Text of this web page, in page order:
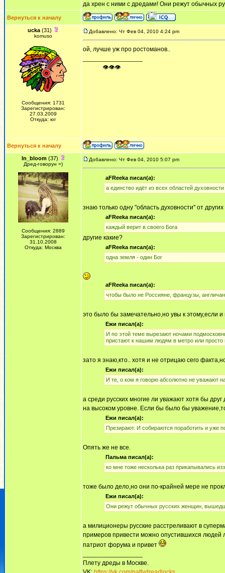
да хрен с ними с дредами! Они режут обычных
Вернуться к началу
ucka (31)
komuso
Сообщения: 1731
Зарегистрирован:
27.03.2009
Откуда: юг
Добавлено: Чт Фев 04, 2010 4:24 pm
ой, лучше уж про ростоманов..
ᅠ ᅠ ᅠ👁👁👁
Вернуться к началу
In_bloom(37)
Дред-говорун =)
Сообщения: 2889
Зарегистрирован:
31.10.2008
Откуда: Москва
Добавлено: Чт Фев 04, 2010 5:07 pm
aFReeka писал(а):
а единство идёт из всех областей духовности
знаю только одну "область духовности" от
aFReeka писал(а):
каждый верит в своего Бога
другие какие?
aFReeka писал(а):
одна земля - один Бог
aFReeka писал(а):
чтобы было не Россияне, французы,
это было бы замечательно,но увы к этому,если и
Ежи писал(а):
И по этой теме вырезают ночами
пристают к нашим людям в метро или
зато я знаю,кто.. хотя и не отрицаю сего
Ежи писал(а):
И те, о ком я говорю абсолютно не уважают
а среди русских многие ли уважают хотя бы
на высоком уровне. Если бы было бы
Ежи писал(а):
Презирают. И собираются поработить и уже
Опять же не все.
Пальма писал(а):
ко мне тоже несколька раз прикапывались
тоже было дело,но они по-крайней мере не
Ежи писал(а):
Они режут обычных русских женщин,
а милиционеры русские расстреливают в
примеров привести можно опустившихся людей
патриот форума и привет
Плету дреды в Москве.